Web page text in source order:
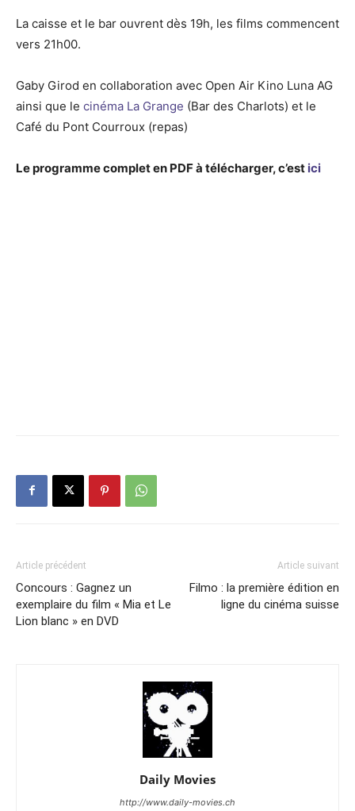
La caisse et le bar ouvrent dès 19h, les films commencent
vers 21h00.
Gaby Girod en collaboration avec Open Air Kino Luna AG
ainsi que le cinéma La Grange (Bar des Charlots) et le
Café du Pont Courroux (repas)
Le programme complet en PDF à télécharger, c’est ici
Article précédent
Concours : Gagnez un
exemplaire du film « Mia et Le
Lion blanc » en DVD
Article suivant
Filmo : la première édition en
ligne du cinéma suisse
Daily Movies
http://www.daily-movies.ch